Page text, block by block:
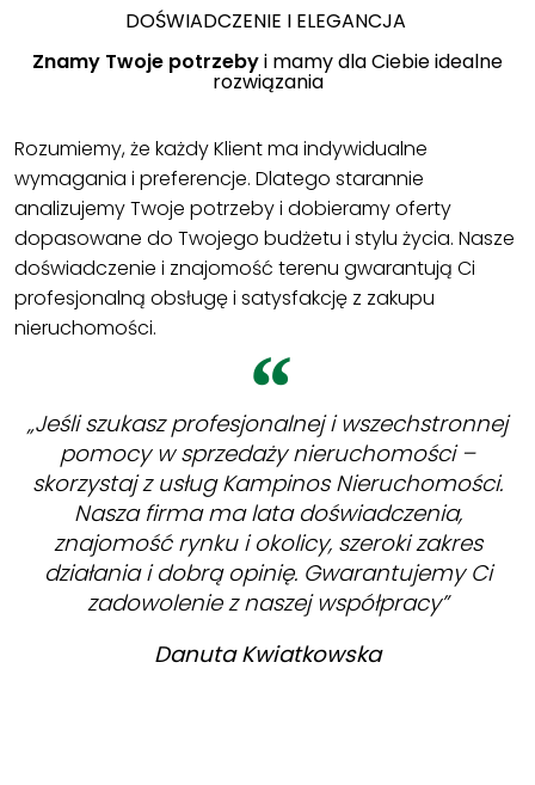
DOŚWIADCZENIE I ELEGANCJA
Znamy Twoje potrzebyi mamy dla Ciebie idealne
rozwiązania
Rozumiemy, że każdy Klient ma indywidualne
wymagania i preferencje. Dlatego starannie
analizujemy Twoje potrzeby i dobieramy oferty
dopasowane do Twojego budżetu i stylu życia. Nasze
doświadczenie i znajomość terenu gwarantują Ci
profesjonalną obsługę i satysfakcję z zakupu
nieruchomości.
„Jeśli szukasz profesjonalnej i wszechstronnej
pomocy w sprzedaży nieruchomości –
skorzystaj z usług Kampinos Nieruchomości.
Nasza firma ma lata doświadczenia,
znajomość rynku i okolicy, szeroki zakres
działania i dobrą opinię. Gwarantujemy Ci
zadowolenie z naszej współpracy”
Danuta Kwiatkowska